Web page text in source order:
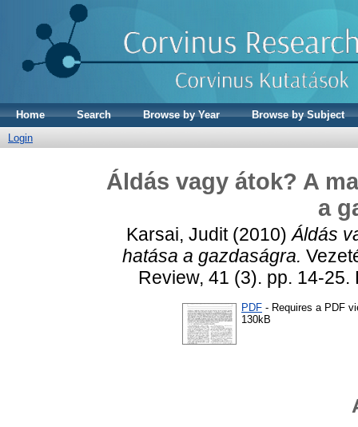
Home Search Browse by Year
Browse by Subject
Login
Áldás vagy átok? A
a
Karsai, Judit(2010)Áldás
hatása a gazdaságra.
Review, 41 (3). pp. 14-
PDF - Requires a PDF
130kB